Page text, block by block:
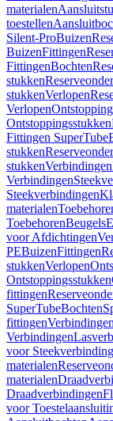
materialen
toestellen
Silent-ProBuizen
BuizenFittingen
FittingenBochten
stukken
stukkenVerlopen
Verlopen
Ontstoppingsstukken
Fittingen SuperTube
stukken
stukkenVerbindingen
Verbindingen
Steekverbindingen
materialen
ToebehorenBeugels
voor Afdichtingen
PEBuizenFittingen
stukkenVerlopen
Ontstoppingsstukken
fittingen
SuperTubeBochten
fittingenVerbindingen
Verbindingen
voor
materialen
materialen
Draadverbindingen
voor